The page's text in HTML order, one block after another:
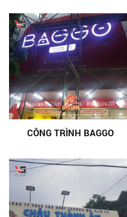
CÔNG TRÌNH BAGGO